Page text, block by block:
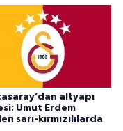
altyapı
Umut Erdem
sarı-kırmızılılarda